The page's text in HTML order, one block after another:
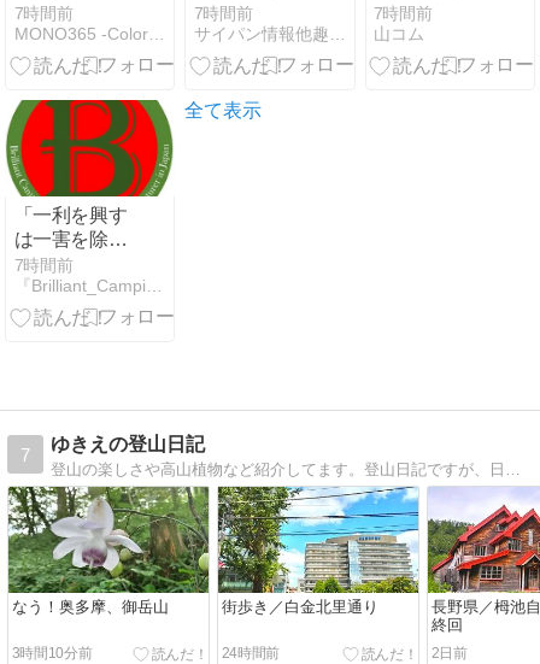
RAPID IPSパ
ネルと最大
200Hzの高リ
ート、0.5ms
の高速応答を
組み合わせた
27型WQHDゲ
ーミングモニ
ターが
Amazonにて
16%OFFの
26,800円
7時間前
MONO365 -Color your days-
記念日」の祝
賀行事が8月
21日から22日
れる予定
7時間前
頂でビール
7時間前
山コム
「一利を興す
は一害を除く
に如かず」‼️っ
てことだわ
な！〜
7時間前
全て表示
7
ゆきえの登山日記
なう！奥多摩、御岳山
3時間10分前
街歩き／白金北里通り
24時間前
長野県／栂池
終回
2日前